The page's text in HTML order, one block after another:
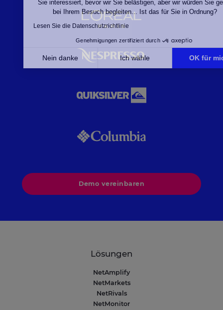
Sie interessiert, bevor wir Sie belästigen, aber wir
bei Ihrem Besuch begleiten... Ist das für Sie in
Lesen Sie die Datenschutzrichtlinie
Genehmigungen zertifiziert durch
Nein danke
Unsere Plattform ermöglicht es Ihnen, Ihre
Demo vereinbaren
Lösungen
NetAmplify
NetMarkets
NetRivals
NetMonitor